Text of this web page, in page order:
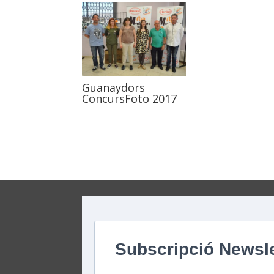
Guanaydors
ConcursFoto 2017